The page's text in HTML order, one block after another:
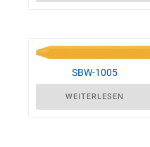
SBW-1005
WEITERLESEN